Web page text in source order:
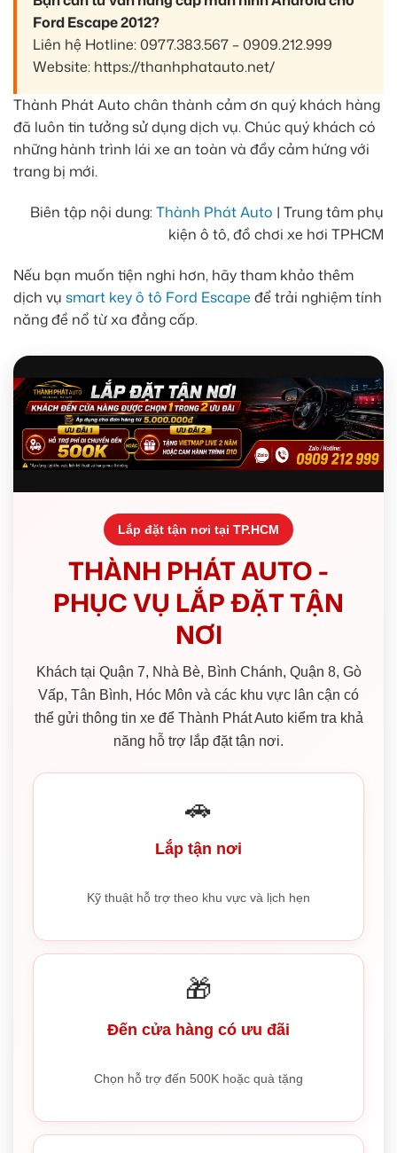
Ford Escape 2012?
Liên hệ Hotline: 0977.383.567 – 0909.212.999
Website: https://thanhphatauto.net/
Thành Phát Auto chân thành cảm ơn quý khách hàng
đã luôn tin tưởng sử dụng dịch vụ. Chúc quý khách có
những hành trình lái xe an toàn và đầy cảm hứng với
trang bị mới.
Biên tập nội dung:Thành Phát Auto | Trung tâm phụ
kiện ô tô, đồ chơi xe hơi TPHCM
Nếu bạn muốn tiện nghi hơn, hãy tham khảo thêm
dịch vụ smart key ô tô Ford Escape để trải nghiệm tính
năng đề nổ từ xa đẳng cấp.
Lắp đặt tận nơi tại TP.HCM
THÀNH PHÁT AUTO -
PHỤC VỤ LẮP ĐẶT TẬN
NƠI
Khách tại Quận 7, Nhà Bè, Bình Chánh, Quận 8, Gò
Vấp, Tân Bình, Hóc Môn và các khu vực lân cận có
thể gửi thông tin xe để Thành Phát Auto kiểm tra khả
năng hỗ trợ lắp đặt tận nơi.
🚗
Lắp tận nơi
Kỹ thuật hỗ trợ theo khu vực và lịch hẹn
🎁
Đến cửa hàng có ưu đãi
Chọn hỗ trợ đến 500K hoặc quà tặng